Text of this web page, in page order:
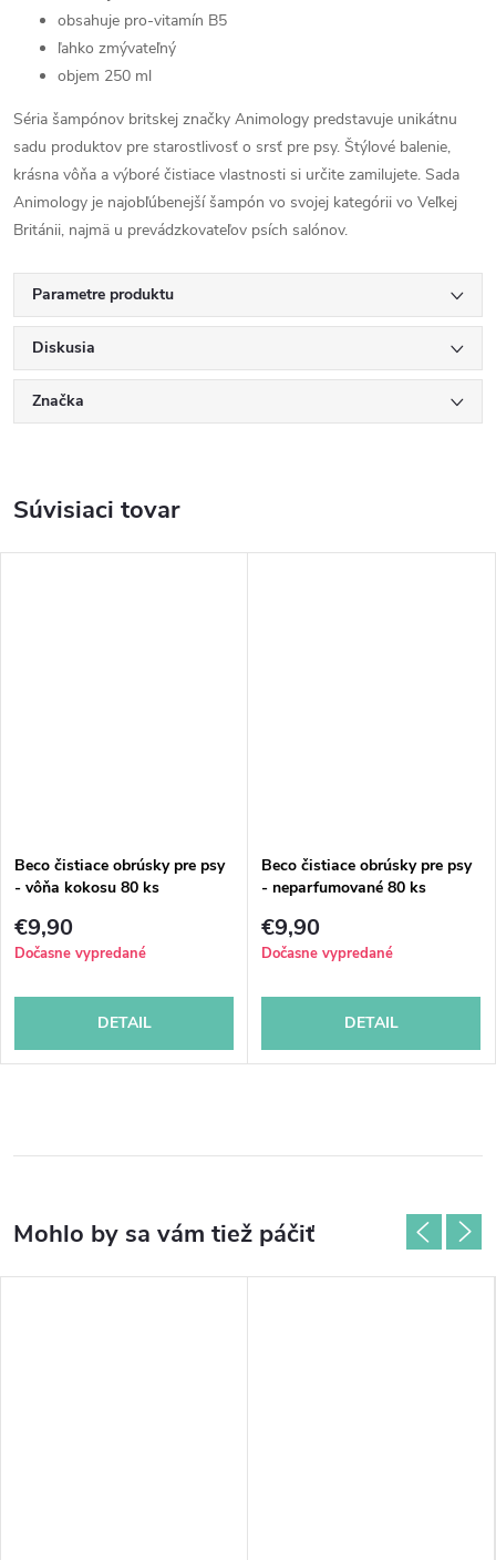
obsahuje pro-vitamín B5
ľahko zmývateľný
objem 250 ml
Séria šampónov britskej značky Animology predstavuje unikátnu
sadu produktov pre starostlivosť o srsť pre psy. Štýlové balenie,
krásna vôňa a výboré čistiace vlastnosti si určite zamilujete. Sada
Animology je najobľúbenejší šampón vo svojej kategórii vo Veľkej
Británii, najmä u prevádzkovateľov psích salónov.
Parametre produktu
Diskusia
Značka
Súvisiaci tovar
Beco čistiace obrúsky pre psy
- vôňa kokosu 80 ks
€9,90
Dočasne vypredané
DETAIL
Beco čistiace obrúsky pre psy
- neparfumované 80 ks
€9,90
Dočasne vypredané
DETAIL